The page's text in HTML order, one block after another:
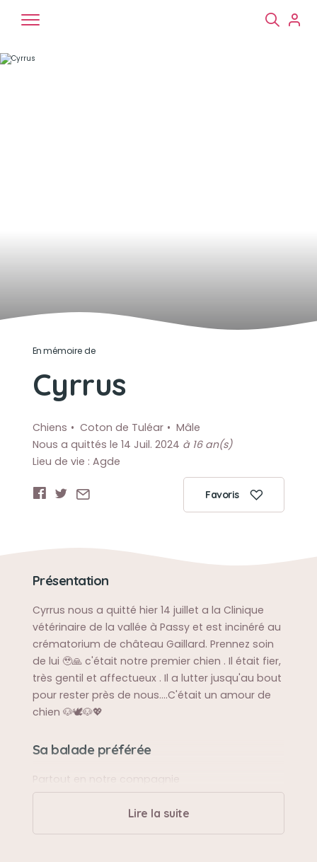
En mémoire de
Cyrrus
Chiens Coton de Tuléar
Mâle
Nous a quittés le 14 Juil. 2024 à 16 an(s)
Lieu de vie : Agde
Favoris
Présentation
Cyrrus nous a quitté hier 14 juillet a la Clinique
vétérinaire de la vallée à Passy et est incinéré au
crématorium de château Gaillard. Prennez soin
de lui 🥹🙏 c'était notre premier chien . Il était fier,
très gentil et affectueux . Il a lutter jusqu'au bout
pour rester près de nous....C'était un amour de
chien 🐶🕊️🐶💖
Sa balade préférée
Partout en notre compagnie
Sa bêtise préféréeLire la suite